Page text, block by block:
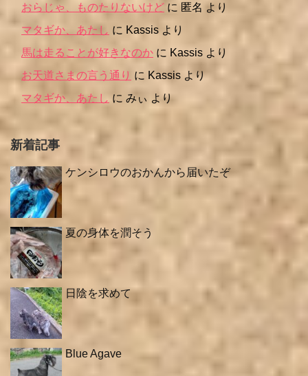
おらじゃ、ものたりないけど に 匿名 より
マタギか、あたし に Kassis より
馬は走ることが好きなのか に Kassis より
お天道さまの言う通り に Kassis より
マタギか、あたし に みぃ より
新着記事
ケンシロウのおかんから届いたぞ
夏の身体を潤そう
日陰を求めて
Blue Agave